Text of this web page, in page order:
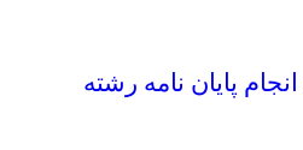
پایان نامه رشته